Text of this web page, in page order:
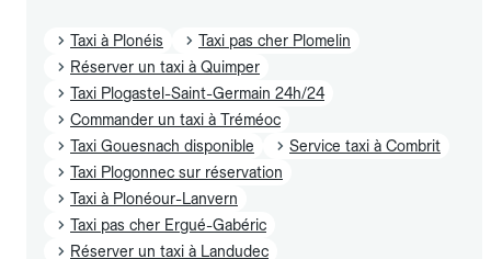
Taxi à Plonéis
Taxi pas cher Plomelin
Réserver un taxi à Quimper
Taxi Plogastel-Saint-Germain 24h/24
Commander un taxi à Tréméoc
Taxi Gouesnach disponible
Service taxi à Combrit
Taxi Plogonnec sur réservation
Taxi à Plonéour-Lanvern
Taxi pas cher Ergué-Gabéric
Réserver un taxi à Landudec